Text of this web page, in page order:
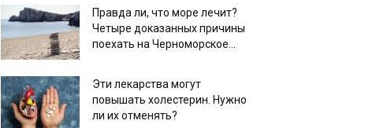
Правда ли, что море лечит?
Четыре доказанных причины
поехать на Черноморское...
Эти лекарства могут
повышать холестерин. Нужно
ли их отменять?